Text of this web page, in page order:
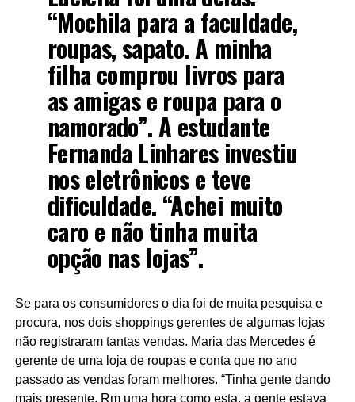
“Mochila para a faculdade,
roupas, sapato. A minha
filha comprou livros para
as amigas e roupa para o
namorado”. A estudante
Fernanda Linhares investiu
nos eletrônicos e teve
dificuldade. “Achei muito
caro e não tinha muita
opção nas lojas”.
Se para os consumidores o dia foi de muita pesquisa e
procura, nos dois shoppings gerentes de algumas lojas
não registraram tantas vendas. Maria das Mercedes é
gerente de uma loja de roupas e conta que no ano
passado as vendas foram melhores. “Tinha gente dando
mais presente. Rm uma hora como esta, a gente estava